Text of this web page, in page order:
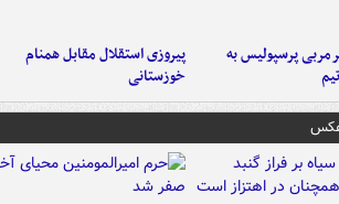
پرسپولیس به
پیروزی استقلال مقابل همنام
خوزستانی
عکس